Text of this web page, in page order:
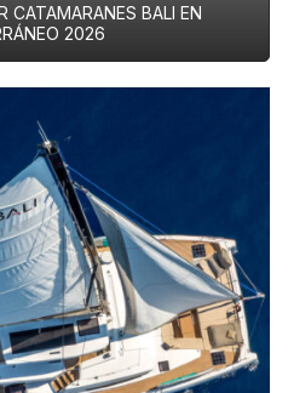
CATAMARANES BALI EN
2026